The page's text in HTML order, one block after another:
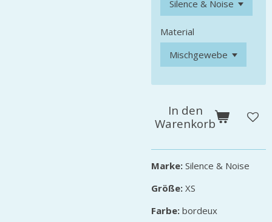
Material
In den
Warenkorb
Marke: Silence & Noise
Größe: XS
Farbe: bordeux